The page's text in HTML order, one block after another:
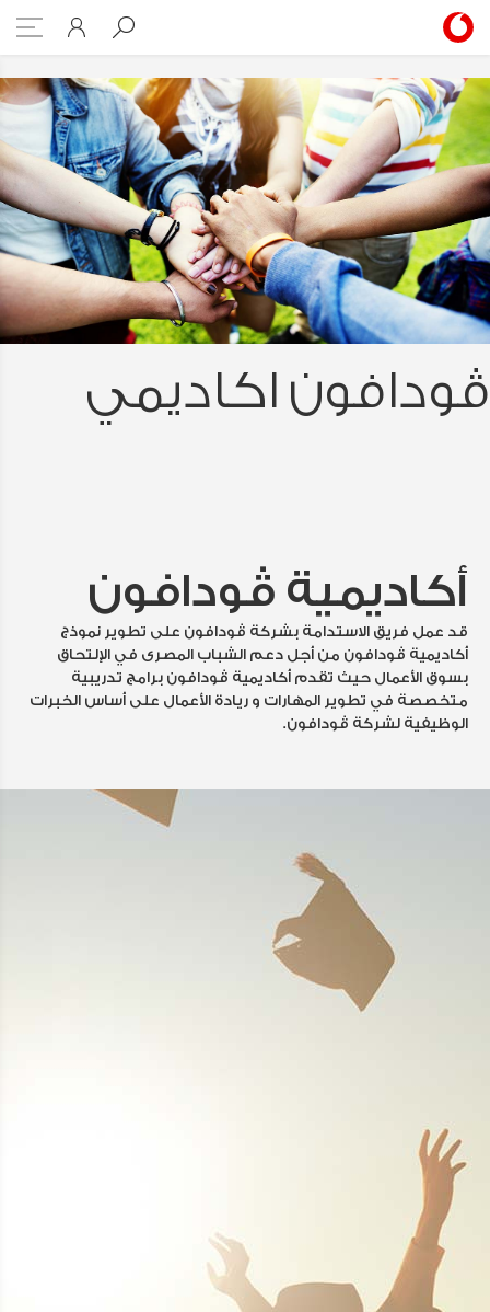
| Vodafone Egypt
ڤودافون اكاديمي
أكاديمية ڤودافون
قد عمل فريق الاستدامة بشركة ڤودافون على تطوير نموذج
أكاديمية ڤودافون من أجل دعم الشباب المصرى في الإلتحاق
بسوق الأعمال حيث تقدم أكاديمية ڤودافون برامج تدريبية
متخصصة في تطوير المهارات و ريادة الأعمال على أساس الخبرات
الوظيفية لشركة ڤودافون.